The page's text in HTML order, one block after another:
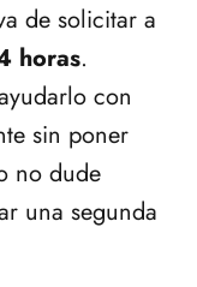
de solicitar a
horas.
con
sin poner
no dude
una segunda